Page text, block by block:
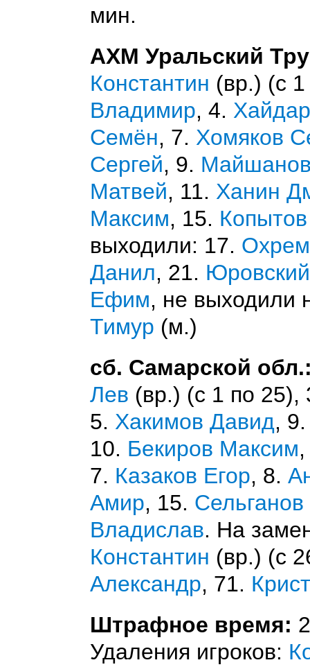
мин.
АХМ Уральский
Константин (вр.) (с
Владимир, 4.
Семён, 7. Хомяков
Сергей, 9.
Матвей, 11. Ханин
Максим, 15.
выходили: 17.
Данил, 21.
Ефим, не выходили
Тимур (м.)
сб. Самарской
Лев (вр.) (с 1 по
5. Хакимов Давид,
10. Бекиров Максим
7. Казаков Егор, 8.
Амир, 15.
Владислав. На
Константин (вр.) (с
Александр, 71.
Штрафное время:
Удаления игроков: